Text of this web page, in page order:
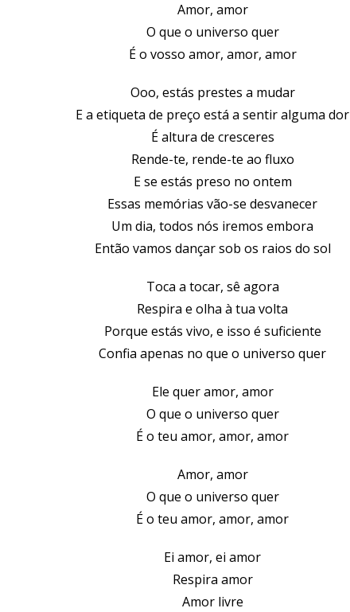
Amor, amor
O que o universo quer
É o vosso amor, amor, amor
Ooo, estás prestes a mudar
E a etiqueta de preço está a sentir alguma dor
É altura de cresceres
Rende-te, rende-te ao fluxo
E se estás preso no ontem
Essas memórias vão-se desvanecer
Um dia, todos nós iremos embora
Então vamos dançar sob os raios do sol
Toca a tocar, sê agora
Respira e olha à tua volta
Porque estás vivo, e isso é suficiente
Confia apenas no que o universo quer
Ele quer amor, amor
O que o universo quer
É o teu amor, amor, amor
Amor, amor
O que o universo quer
É o teu amor, amor, amor
Ei amor, ei amor
Respira amor
Amor livre